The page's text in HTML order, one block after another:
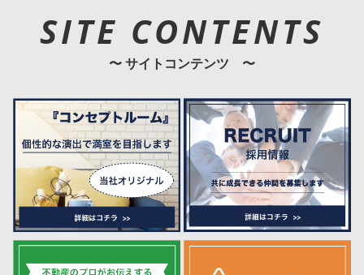
SITE CONTENTS
〜 サイトコンテンツ 〜